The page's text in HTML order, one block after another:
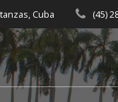
Cuba (45)